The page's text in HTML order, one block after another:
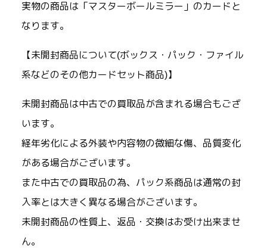
実物の商品は「マスターボールミラー」のカードと
なります。
【未開封商品について(ボックス・パック・ファイル
系などのその他カードセット商品)】
未開封商品は中古での買取品が含まれる場合もござ
います。
経年劣化による外装や内容物の微細な傷、品質変化
がある場合がございます。
また中古での買取品の為、パック系商品は通常の封
入率とは大きく異なる場合がございます。
未開封商品の性質上、返品・交換はお受け出来ませ
ん。